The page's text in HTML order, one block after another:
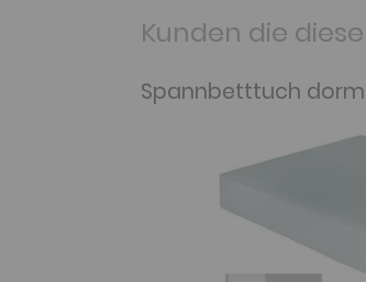
Kunden die
Spannbetttuch